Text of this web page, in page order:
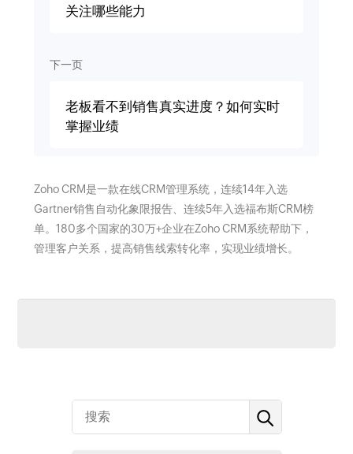
关注哪些能力
下一页
老板看不到销售真实进度？如何实时
掌握业绩
Zoho CRM是一款在线CRM管理系统，连续14年入选
Gartner销售自动化象限报告、连续5年入选福布斯CRM榜
单。180多个国家的30万+企业在Zoho CRM系统帮助下，
管理客户关系，提高销售线索转化率，实现业绩增长。